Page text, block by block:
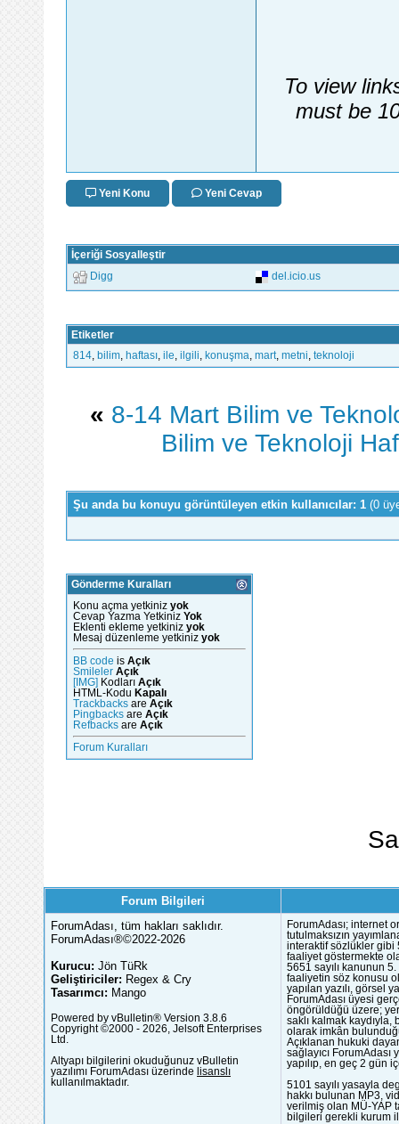
To view
must be
Yeni Konu Yeni Cevap
İçeriği Sosyalleştir
Digg del.icio.us
Etiketler
814 bilim haftası ile ilgili konuşma mart metni teknoloji
« 8-14 Mart Bilim ve
Bilim ve Teknoloji
Şu anda bu konuyu görüntüleyen etkin kullanıcılar: 1 (0
Gönderme Kuralları
Konu açma yetkiniz yok
Cevap Yazma Yetkiniz Yok
Eklenti ekleme yetkiniz yok
Mesaj düzenleme yetkiniz yok
BB code is Açık
Smileler Açık
[IMG] Kodları Açık
HTML-Kodu Kapalı
Trackbacks are Açık
Pingbacks are Açık
Refbacks are Açık
Forum Kuralları
Forum Bilgileri
ForumAdası, tüm hakları saklıdır.
ForumAdası®©2022-2026
Kurucu: Jön TüRk
Geliştiriciler: Regex & Cry
Tasarımcı: Mango
Powered by vBulletin® Version 3.8.6
Copyright ©2000 - 2026, Jelsoft Enterprises
Ltd.
Altyapı bilgilerini okuduğunuz vBulletin
yazılımı ForumAdası üzerinde lisanslı
kullanılmaktadır.
ForumAdası; internet
tutulmaksızın
interaktif sözlükler gibi
faaliyet göstermekte
5651 sayılı kanunun
faaliyetin söz konusu
yapılan yazılı, görsel
ForumAdası üyesi
öngörüldüğü üzere;
saklı kalmak
olarak imkân
Açıklanan hukuki
sağlayıcı
yapılıp, en geç 2 gün
5101 sayılı yasayla
hakkı bulunan MP3,
verilmiş olan MÜ-YAP
bilgileri gerekli kurum